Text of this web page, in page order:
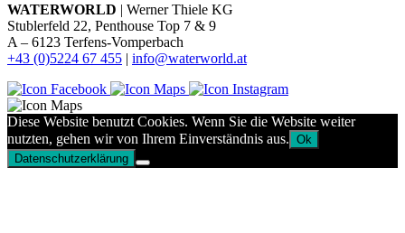
WATERWORLD | Werner Thiele KG
Stublerfeld 22, Penthouse Top 7 & 9
A – 6123 Terfens-Vomperbach
+43 (0)5224 67 455 | info@waterworld.at
Diese Website benutzt Cookies. Wenn Sie die Website weiter
nutzten, gehen wir von Ihrem Einverständnis aus. Ok
Datenschutzerklärung